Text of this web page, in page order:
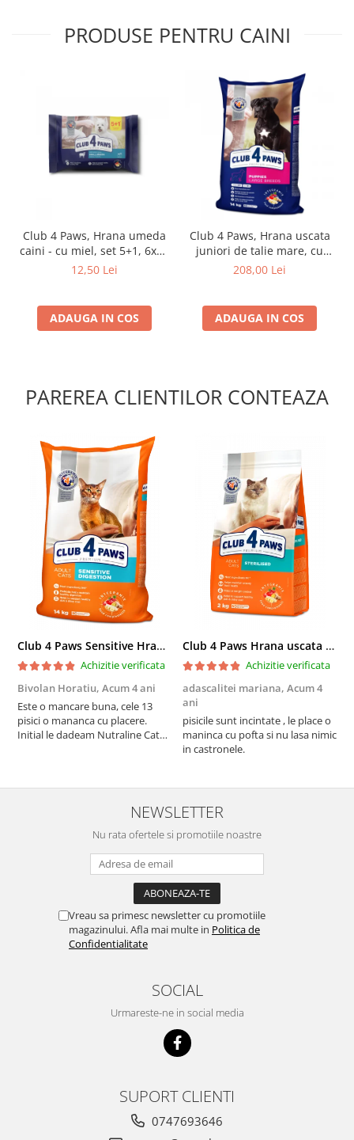
PRODUSE PENTRU CAINI
Club 4 Paws, Hrana umeda
caini - cu miel, set 5+1, 6x80
g
12,50 Lei
ADAUGA IN COS
Club 4 Paws, Hrana uscata
juniori de talie mare, cu
pui, 14kg
208,00 Lei
ADAUGA IN COS
PAREREA CLIENTILOR CONTEAZA
Club 4 Paws Sensitive Hrana uscata pisici adulte, 14kg
Achizitie verificata
Bivolan Horatiu, Acum 4 ani
Este o mancare buna, cele 13
pisici o mananca cu placere.
Initial le dadeam Nutraline Cat
nu o mananca cu placere. Eu
sunt multumit si voi continua cu
Club 4 Paws Hrana uscata pisici sterilizate, 2kg
Achizitie verificata
adascalitei mariana, Acum 4
ani
pisicile sunt incintate , le place o
maninca cu pofta si nu lasa nimic
in castronele.
NEWSLETTER
Nu rata ofertele si promotiile noastre
Vreau sa primesc newsletter cu promotiile
magazinului. Afla mai multe in Politica de
Confidentialitate
SOCIAL
Urmareste-ne in social media
SUPORT CLIENTI
0747693646